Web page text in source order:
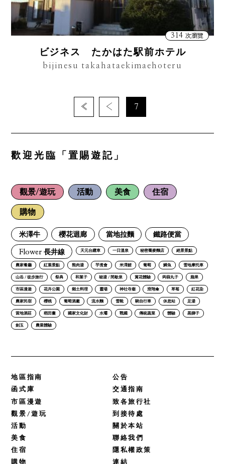
314 次瀏覽
ビジネス たかはた駅前ホテル
bijinesu takahataekimaehoteru
« ‹ 7
歡迎光臨「置賜遊記」
觀景/遊玩 活動 美食 住宿
購物
米澤牛 櫻花迴廊 當地拉麵 鐵路便當
Flower 長井線 天元台纜車 一日溫泉 秘密蕎麥麵店 絕景景點
農家餐廳 紅葉景點 熊肉湯 芋煮會 米澤鯉 葡萄 鱒魚 雪地摩托車
山岳 / 徒步旅行 祭典 和菓子 秘湯 / 間歇泉 賞花體驗 蒟蒻丸子 蘋果
市區漫遊 花卉公園 鄉土料理 靈場 神社寺廟 滑翔傘 草莓 紅花染
農家民宿 櫻桃 葡萄酒廠 流水麵 雪靴 騎自行車 休息站 足湯
當地酒莊 稻田畫 國家文化財 水壩 戰國 傳統蔬菜 體驗 黒獅子
劍玉 農業體驗
地區指南
函式庫
市區漫遊
觀景/遊玩
活動
美食
住宿
購物
公告
交通指南
致各旅行社
到接待處
關於本站
聯絡我們
隱私權政策
連結